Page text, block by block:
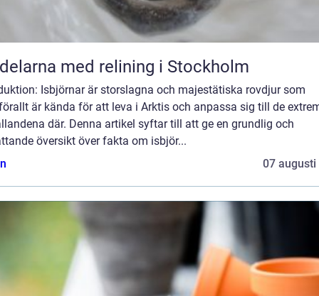
med relining i Stockholm
Isbjörnar är storslagna och majestätiska rovdjur som
är kända för att leva i Arktis och anpassa sig till de
där. Denna artikel syftar till att ge en grundlig och
översikt över fakta om isbjör...
07 augusti